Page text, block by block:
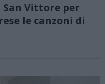
Vittore per
le canzoni di